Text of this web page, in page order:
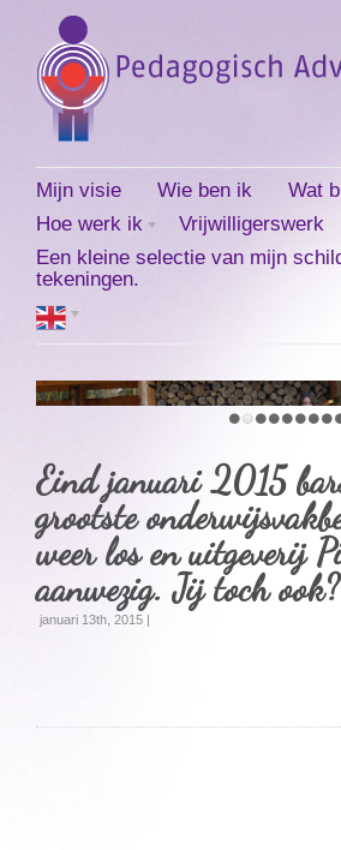
Mijn visie Wie ben ik
Wat
Hoe werk ik
Vrijwilligerswerk
Een kleine selectie van mijn
tekeningen.
Eind januari 2015
grootste
weer los en uitgeverij
aanwezig. Jij toch ook?
januari 13th, 2015 |